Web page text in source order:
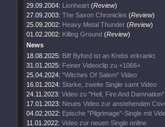
29.09.2004: Lionheart (Review)
27.09.2003: The Saxon Chronicles (Review)
25.09.2002: Heavy Metal Thunder (Review)
01.02.2002: Killing Ground (Review)
News
18.08.2025: Biff Byford ist an Krebs erkrankt.
31.01.2025: Feiner Videoclip zu +1066+
25.04.2024: "Witches Of Salem" Video
16.01.2024: Starke, zweite Single samt Video
24.11.2023: Video zu "Hell, Fire And
17.01.2023: Neues Video zur anstehenden
04.02.2022: Epische "Pilgrimage"-Single mit
11.01.2022: Video zur neuen Single online